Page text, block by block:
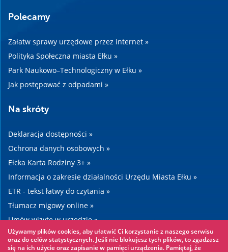
Polecamy
Załatw sprawy urzędowe przez internet »
Polityka Społeczna miasta Ełku »
Park Naukowo–Technologiczny w Ełku »
Jak postępować z odpadami »
Na skróty
Deklaracja dostępności »
Ochrona danych osobowych »
Ełcka Karta Rodziny 3+ »
Informacja o zakresie działalności Urzędu Miasta Ełku »
ETR - tekst łatwy do czytania »
Tłumacz migowy online »
Umów wizytę w urzędzie »
Drogi »
Używamy plików cookies, aby ułatwić Ci korzystanie z naszego serwisu
oraz do celów statystycznych. Jeśli nie blokujesz tych plików, to zgadzasz
się na ich użycie oraz zapisanie w pamięci urządzenia. Pamiętaj, że